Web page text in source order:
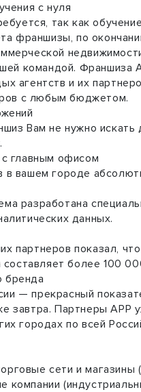
с нуля
так как
франшизы, по
командой. Франшиза
агентств и их
с любым бюджетом.
Вам не нужно
главным офисом
в вашем городе
разработана
данных.
показал,
более 100
бренда
прекрасный
завтра. Партнеры АРР
городах по всей
сети и